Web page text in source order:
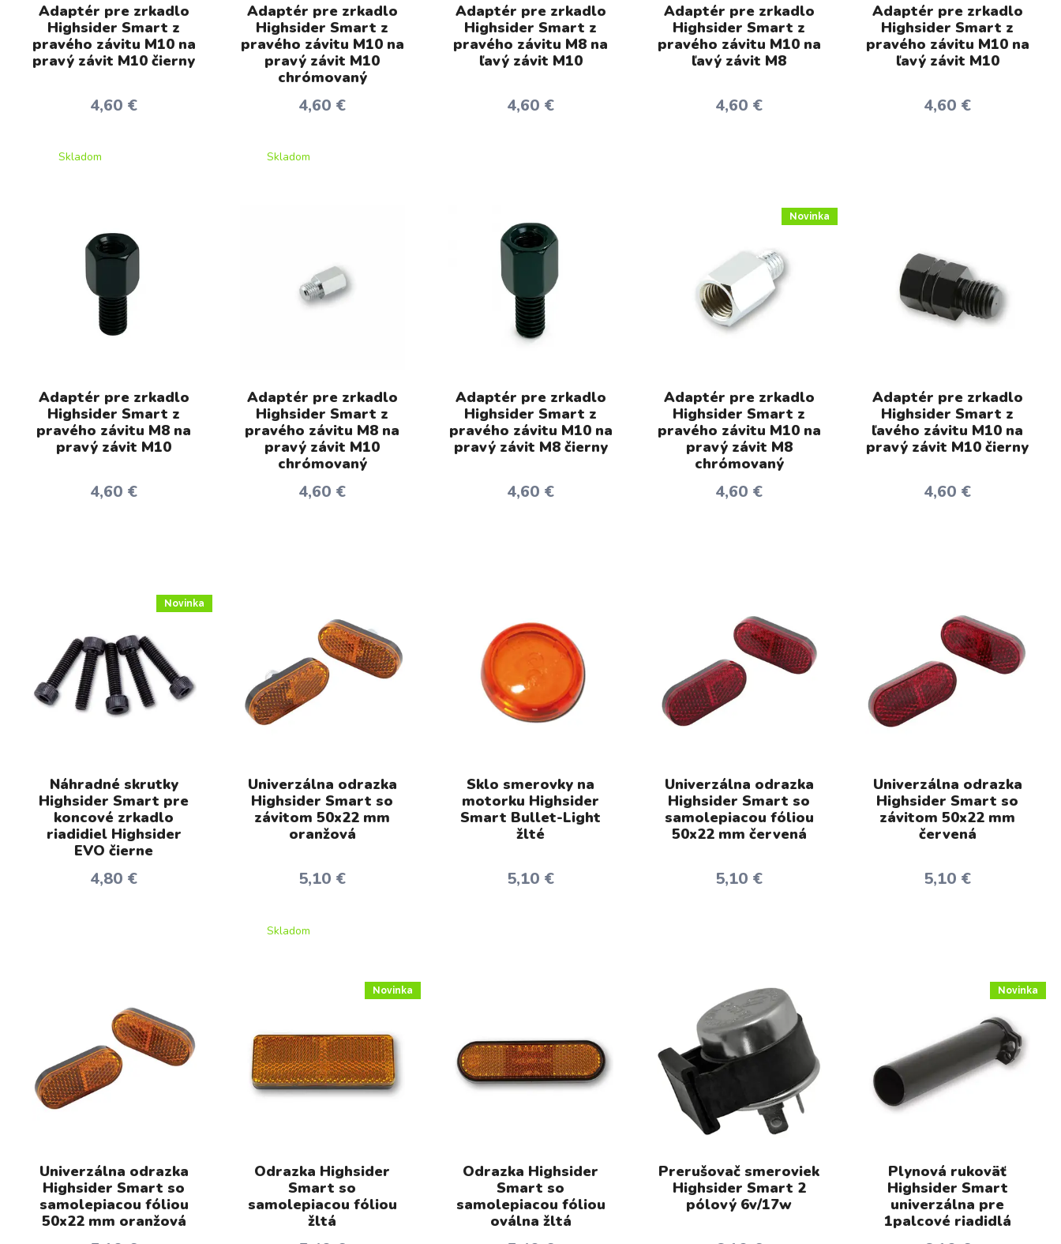
Adaptér pre zrkadlo
Highsider Smart z
pravého závitu M10 na
pravý závit M10 čierny
4,60 €
Skladom
Adaptér pre zrkadlo
Highsider Smart z
pravého závitu M10 na
pravý závit M10
chrómovaný
4,60 €
Skladom
Adaptér pre zrkadlo
Highsider Smart z
pravého závitu M8 na
ľavý závit M10
4,60 €
Adaptér pre zrkadlo
Highsider Smart z
pravého závitu M10 na
ľavý závit M8
4,60 €
Adaptér pre zrkadlo
Highsider Smart z
pravého závitu M10 na
ľavý závit M10
4,60 €
Adaptér pre zrkadlo
Highsider Smart z
pravého závitu M8 na
pravý závit M10
4,60 €
Adaptér pre zrkadlo
Highsider Smart z
pravého závitu M8 na
pravý závit M10
chrómovaný
4,60 €
Adaptér pre zrkadlo
Highsider Smart z
pravého závitu M10 na
pravý závit M8 čierny
4,60 €
Novinka
Adaptér pre zrkadlo
Highsider Smart z
pravého závitu M10 na
pravý závit M8
chrómovaný
4,60 €
Adaptér pre zrkadlo
Highsider Smart z
ľavého závitu M10 na
pravý závit M10 čierny
4,60 €
Novinka
Náhradné skrutky
Highsider Smart pre
koncové zrkadlo
riadidiel Highsider
EVO čierne
4,80 €
Univerzálna odrazka
Highsider Smart so
závitom 50x22 mm
oranžová
5,10 €
Skladom
Sklo smerovky na
motorku Highsider
Smart Bullet-Light
žlté
5,10 €
Univerzálna odrazka
Highsider Smart so
samolepiacou fóliou
50x22 mm červená
5,10 €
Univerzálna odrazka
Highsider Smart so
závitom 50x22 mm
červená
5,10 €
Univerzálna odrazka
Highsider Smart so
samolepiacou fóliou
50x22 mm oranžová
Novinka
Odrazka Highsider
Smart so
samolepiacou fóliou
žltá
Odrazka Highsider
Smart so
samolepiacou fóliou
oválna žltá
Prerušovač smeroviek
Highsider Smart 2
pólový 6v/17w
Novinka
Plynová rukoväť
Highsider Smart
univerzálna pre
1palcové riadidlá